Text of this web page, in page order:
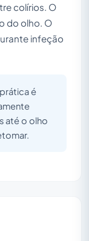
colírios. O
do olho. O
infeção
é
até o olho